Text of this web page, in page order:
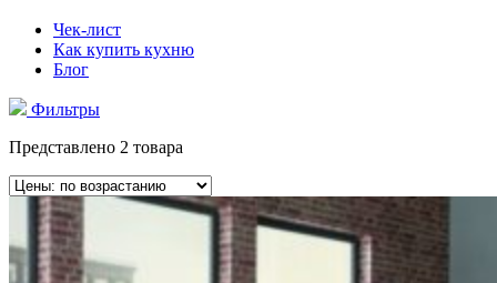
Чек-лист
Как купить кухню
Блог
Фильтры
Представлено 2 товара